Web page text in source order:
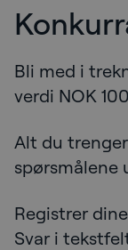
Konkurranse
Bli med i
verdi NOK
Alt du
spørsmålene
Registrer
Svar i